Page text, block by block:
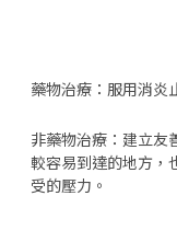
藥物治療：服用消炎
非藥物治療：建立友
較容易到達的地方，
受的壓力。